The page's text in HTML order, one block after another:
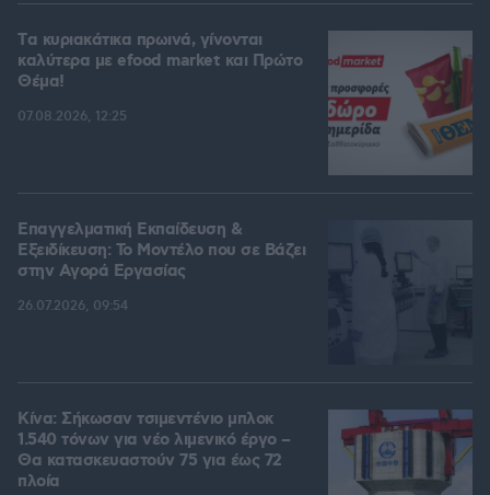
Tα κυριακάτικα πρωινά, γίνονται
καλύτερα με efood market και Πρώτο
Θέμα!
07.08.2026, 12:25
Επαγγελματική Εκπαίδευση &
Εξειδίκευση: Το Mοντέλο που σε Bάζει
στην Aγορά Eργασίας
26.07.2026, 09:54
Κίνα: Σήκωσαν τσιμεντένιο μπλοκ
1.540 τόνων για νέο λιμενικό έργο –
Θα κατασκευαστούν 75 για έως 72
πλοία